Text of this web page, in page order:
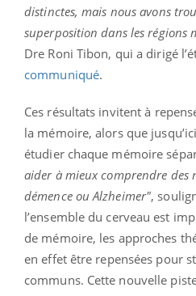
distinctes, mais nous avons
superposition dans les régions
Dre Roni Tibon, qui a dirigé
communiqué.
Ces résultats invitent à
la mémoire, alors que
étudier chaque mémoire
aider à mieux comprendre des
démence ou Alzheimer",
l’ensemble du cerveau est
de mémoire, les approches
en effet être repensées pour
communs. Cette nouvelle